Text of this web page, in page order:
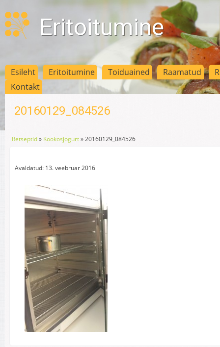
Eritoitumine
Esileht Eritoitumine Toiduained Raamatud
Kontakt
20160129_084526
Retseptid» Kookosjogurt»20160129_084526
Avaldatud: 13. veebruar 2016